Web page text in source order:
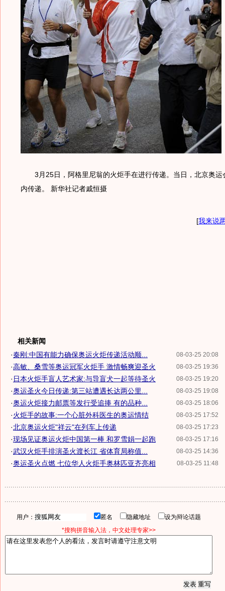
3月25日，阿格里尼翁的火炬手在进行传递。当日，北京奥运
内传递。 新华社记者戚恒摄
[我来说
相关新闻
08-03-25 20:08
·秦刚:中国有能力确保奥运火炬传递活动顺...
08-03-25 19:36
·高敏、桑雪等奥运冠军火炬手 激情畅爽迎圣火
08-03-25 19:20
· 日本火炬手盲人艺术家:与导盲犬一起等待圣火
08-03-25 19:08
·奥运圣火今日传递:第三站遭遇长达两公里...
08-03-25 18:06
·奥运火炬接力邮票等发行受追捧 有的品种...
08-03-25 17:52
·火炬手的故事:一个心脏外科医生的奥运情结
08-03-25 17:23
·北京奥运火炬"祥云"在列车上传递
08-03-25 17:16
·现场见证奥运火炬中国第一棒 和罗雪娟一起跑
08-03-25 14:36
·武汉火炬手排演圣火渡长江 省体育局称值...
08-03-25 11:48
·奥运圣火点燃 七位华人火炬手奥林匹亚齐亮相
用户： 匿名 隐藏地址
设为辩论话题
*搜狗拼音输入法，中文处理专家>>